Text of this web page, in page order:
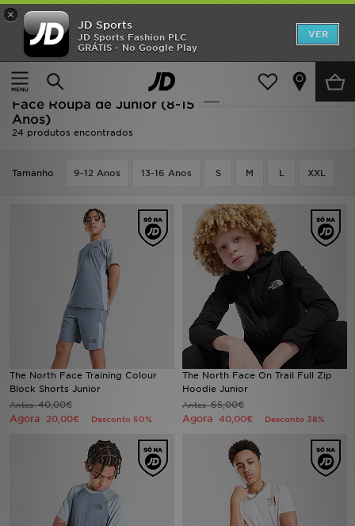
×
JD Sports
JD Sports Fashion PLC
GRÁTIS - No Google Play
VER
Página principal
Criança Roupa de Júnior (8-15 Anos)
Actualizar a pesquisa
Oferta | Criança - The North
Face Roupa de Júnior (8-15
Anos)
24 produtos encontrados
Tamanho 9-12 Anos 13-16 Anos S M L XXL
The North Face Training Colour
Block Shorts Junior
Antes40,00€
Agora 20,00€ Desconto 50%
The North Face On Trail Full Zip
Hoodie Junior
Antes65,00€
Agora 40,00€ Desconto 38%
INÍCIO
Promoções
NOVIDADES
HOMEM
MULHER
DESPORTO
FUTEBOL JD
VER MARCAS
LOCALIZADOR DE LOJAS
MENSAGENS